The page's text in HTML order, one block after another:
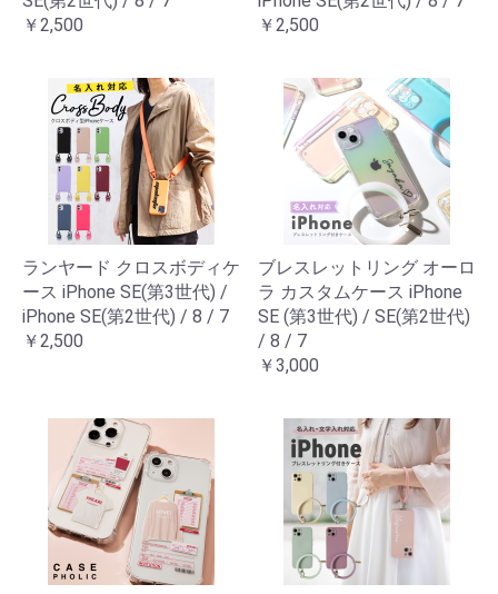
￥2,500
￥2,500
ランヤード クロスボディケ
ース iPhone SE(第3世代) /
iPhone SE(第2世代) / 8 / 7
￥2,500
ブレスレットリング オーロ
ラ カスタムケース iPhone
SE (第3世代) / SE(第2世代)
/ 8 / 7
￥3,000